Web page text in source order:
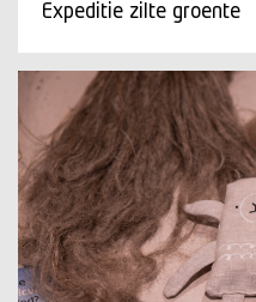
Expeditie zilte groente